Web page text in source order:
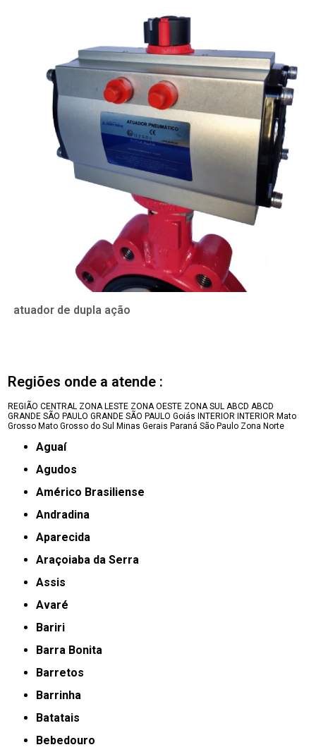
atuador de dupla ação
Regiões onde a atende :
REGIÃO CENTRAL ZONA LESTE ZONA OESTE ZONA SUL ABCD ABCD
GRANDE SÃO PAULO GRANDE SÃO PAULO Goiás INTERIOR INTERIOR Mato
Grosso Mato Grosso do Sul Minas Gerais Paraná São Paulo Zona Norte
Aguaí
Agudos
Américo Brasiliense
Andradina
Aparecida
Araçoiaba da Serra
Assis
Avaré
Bariri
Barra Bonita
Barretos
Barrinha
Batatais
Bebedouro